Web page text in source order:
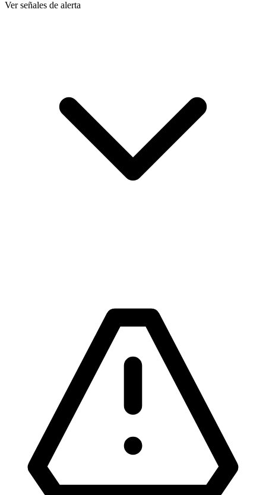
Ver señales de alerta